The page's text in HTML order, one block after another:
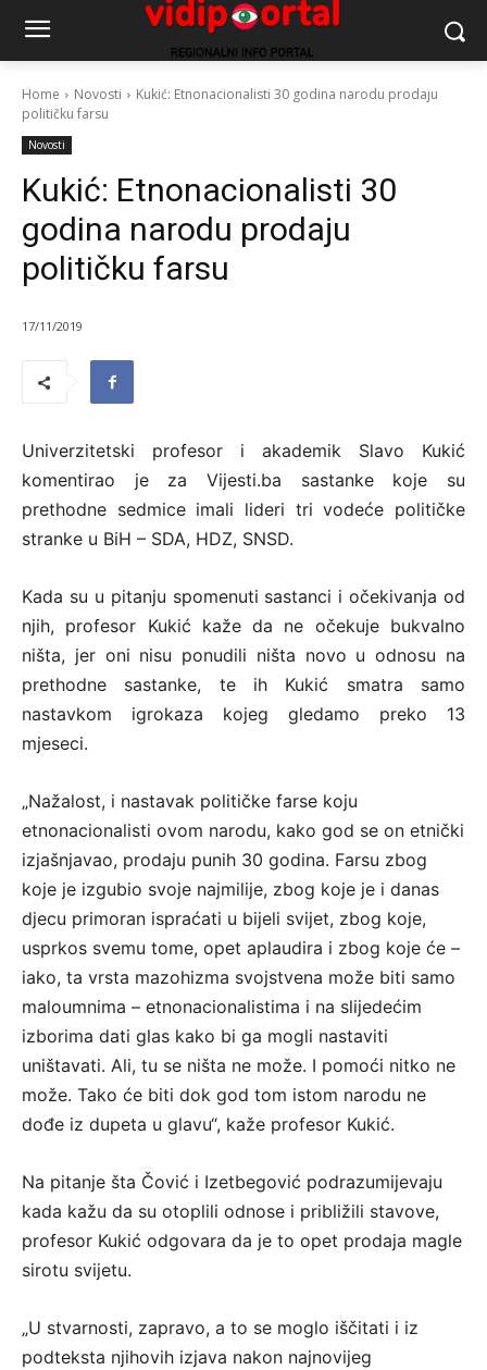
Home Novosti
Kukić: Etnonacionalisti 30 godina narodu prodaju
političku farsu
Novosti
Kukić: Etnonacionalisti 30
godina narodu prodaju
političku farsu
17/11/2019
Univerzitetski profesor i akademik Slavo Kukić
komentirao je za Vijesti.ba sastanke koje su
prethodne sedmice imali lideri tri vodeće političke
stranke u BiH – SDA, HDZ, SNSD.
Kada su u pitanju spomenuti sastanci i očekivanja od
njih, profesor Kukić kaže da ne očekuje bukvalno
ništa, jer oni nisu ponudili ništa novo u odnosu na
prethodne sastanke, te ih Kukić smatra samo
nastavkom igrokaza kojeg gledamo preko 13
mjeseci.
„Nažalost, i nastavak političke farse koju
etnonacionalisti ovom narodu, kako god se on etnički
izjašnjavao, prodaju punih 30 godina. Farsu zbog
koje je izgubio svoje najmilije, zbog koje je i danas
djecu primoran ispraćati u bijeli svijet, zbog koje,
usprkos svemu tome, opet aplaudira i zbog koje će –
iako, ta vrsta mazohizma svojstvena može biti samo
maloumnima – etnonacionalistima i na slijedećim
izborima dati glas kako bi ga mogli nastaviti
uništavati. Ali, tu se ništa ne može. I pomoći nitko ne
može. Tako će biti dok god tom istom narodu ne
dođe iz dupeta u glavu“, kaže profesor Kukić.
Na pitanje šta Čović i Izetbegović podrazumijevaju
kada kažu da su otoplili odnose i približili stavove,
profesor Kukić odgovara da je to opet prodaja magle
sirotu svijetu.
„U stvarnosti, zapravo, a to se moglo iščitati i iz
podteksta njihovih izjava nakon najnovijeg